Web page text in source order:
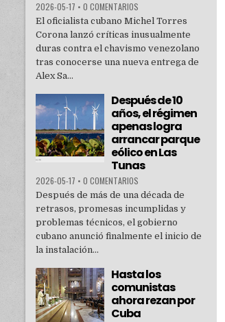
2026-05-17 • 0 COMENTARIOS
El oficialista cubano Michel Torres
Corona lanzó críticas inusualmente
duras contra el chavismo venezolano
tras conocerse una nueva entrega de
Alex Sa...
Después de 10
años, el régimen
apenas logra
arrancar parque
eólico en Las
Tunas
2026-05-17 • 0 COMENTARIOS
Después de más de una década de
retrasos, promesas incumplidas y
problemas técnicos, el gobierno
cubano anunció finalmente el inicio de
la instalación...
Hasta los
comunistas
ahora rezan por
Cuba